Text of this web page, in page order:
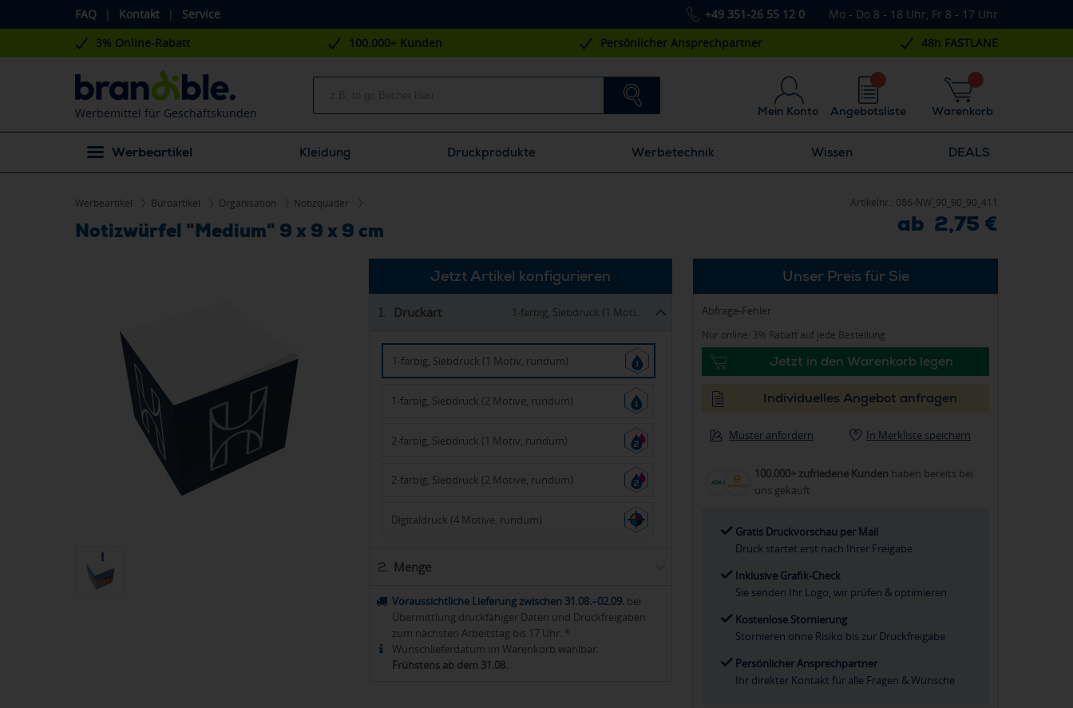
FAQ | Kontakt | Service +49 351-26 55 12 0 Mo - Do 8 - 18 Uhr, Fr 8 - 17 Uhr
3% Online-Rabatt 100.000+ Kunden Persönlicher Ansprechpartner 48h FASTLANE
Werbemittel für Geschäftskunden Mein Konto Warenkorb
Angebotsliste
Werbeartikel Kleidung Druckprodukte Werbetechnik Wissen DEALS
Werbeartikel Büroartikel Organisation Notizquader
Notizwürfel "Medium" 9 x 9 x 9 cm
Artikelnr.: 086-NW_90_90_90_411
ab 2,75 €
Jetzt Artikel konfigurieren
1. Druckart 1-farbig, Siebdruck (1 Motiv, rundum)
1-farbig, Siebdruck (1 Motiv, rundum)
1-farbig, Siebdruck (2 Motive, rundum)
2-farbig, Siebdruck (1 Motiv, rundum)
2-farbig, Siebdruck (2 Motive, rundum)
Digitaldruck (4 Motive, rundum)
2. Menge
Voraussichtliche Lieferung zwischen 31.08.–02.09. bei
Übermittlung druckfähiger Daten und Druckfreigaben
zum nächsten Arbeitstag bis 17 Uhr. *
Wunschlieferdatum im Warenkorb wählbar.
Frühstens ab dem 31.08.
Unser Preis für Sie
Abfrage-Fehler
Nur online: 3% Rabatt auf jede Bestellung
Jetzt in den Warenkorb legen
Individuelles Angebot anfragen
Muster anfordern In Merkliste speichern
100.000+ zufriedene Kunden haben bereits bei
uns gekauft
Gratis Druckvorschau per Mail
Druck startet erst nach Ihrer Freigabe
Inklusive Grafik-Check
Sie senden Ihr Logo, wir prüfen & optimieren
Kostenlose Stornierung
Stornieren ohne Risiko bis zur Druckfreigabe
Persönlicher Ansprechpartner
Ihr direkter Kontakt für alle Fragen & Wünsche